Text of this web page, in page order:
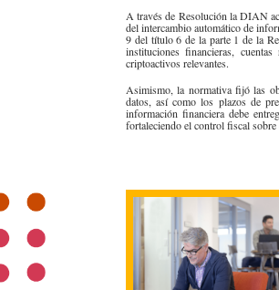
​A través de Resolución la DIAN
del intercambio automático de
9 del título 6 de la parte 1 de la
instituciones financieras,
criptoactivos relevantes.
Asimismo, la normativa fijó las
datos, así como los plazos de
información financiera debe
fortaleciendo el control fiscal